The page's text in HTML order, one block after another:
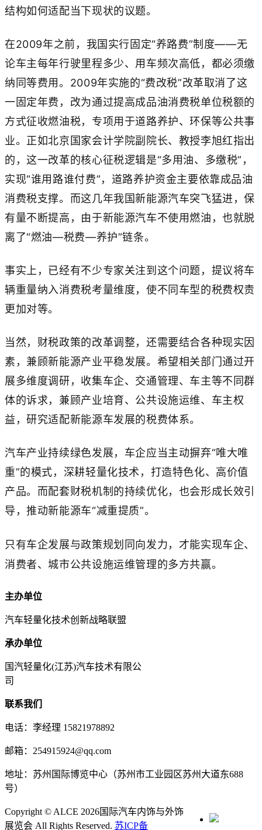
结构如何适配当下现状的议题。
在2009年之前，我国实行固定“养路费”制度——无
论车主每年行驶里程多少、用车频次高低，都必须缴
纳同等费用。2009年实施的“费改税”改革取消了这
一固定年费，改为通过提高成品油消费税单位税额的
方式征收燃油税，专项用于道路养护、环保等公共事
业。正如北京国家会计学院副院长、教授李旭红指出
的，这一改革的核心征税逻辑是“多用油、多缴税”，
实现“谁用路谁付费”，道路养护资金主要依靠成品油
消费税支撑。而这几年我国新能源汽车突飞猛进，保
有量不断提高，由于新能源汽车不使用燃油，也就脱
离了“燃油—税费—养护”链条。
事实上，已经有不少专家关注到这个问题，提议将车
辆重量纳入消费税考量维度，使不同车型的税费权责
更加对等。
当然，财税政策的改革调整，还需要结合各种现实因
素，兼顾新能源产业平稳发展。希望相关部门通过开
展多维度调研，收集车企、交通管理、车主等不同群
体的诉求，兼顾产业培育、公共设施运维、车主权
益，研究适配新能源车发展的税费体系。
汽车产业持续绿色发展，车企应当主动摒弃“唯大唯
重”的模式，深耕轻量化技术，打造特色化、高价值
产品。而配套财税机制的持续优化，也会形成长效引
导，推动新能源车“减重提质”。
只有车企发展与政策规划同向发力，才能实现车企、
消费者、城市公共设施运维管理的多方共赢。
主办单位
汽车轻量化技术创新战略联盟
承办单位
国汽轻量化(江苏)汽车技术有限公
司
联系我们
电话：李经理 15821978892
邮箱：254915924@qq.com
地址：苏州国际博览中心（苏州市工业园区苏州大道东688
号）
Copyright © ALCE 2026国际汽车内饰与外饰
展览会 All Rights Reserved. 苏ICP备